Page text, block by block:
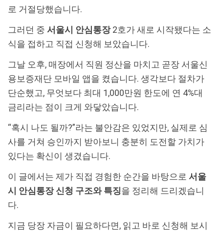
로 거절당했습니다.
그러던 중 서울시 안심통장2호가 새로 시작됐다는 소
식을 접하고 직접 신청해 보았습니다.
그날 오후, 매장에서 직원 정산을 마치고 곧장 서울신
용보증재단 모바일 앱을 켰습니다. 생각보다 절차가
단순했고, 무엇보다 최대 1,000만원 한도에 연 4%대
금리라는 점이 크게 와닿았습니다.
“혹시 나도 될까?”라는 불안감은 있었지만, 실제로 심
사를 거쳐 승인까지 받아보니 충분히 도전할 가치가
있다는 확신이 생겼습니다.
이 글에서는 제가 직접 경험한 순간을 바탕으로 서울
시 안심통장 신청 구조와 특징을 정리해 드리겠습니
다.
지금 당장 자금이 필요하다면, 읽고 바로 신청해 보시